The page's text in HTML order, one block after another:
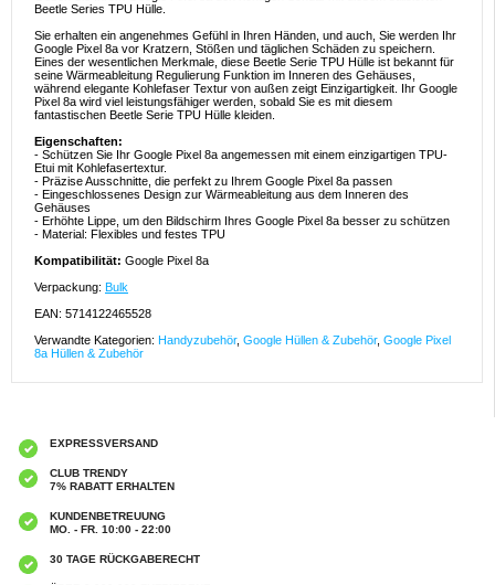
Beetle Series TPU Hülle.
Sie erhalten ein angenehmes Gefühl in Ihren Händen, und auch, Sie werden Ihr
Google Pixel 8a vor Kratzern, Stößen und täglichen Schäden zu speichern.
Eines der wesentlichen Merkmale, diese Beetle Serie TPU Hülle ist bekannt für
seine Wärmeableitung Regulierung Funktion im Inneren des Gehäuses,
während elegante Kohlefaser Textur von außen zeigt Einzigartigkeit. Ihr Google
Pixel 8a wird viel leistungsfähiger werden, sobald Sie es mit diesem
fantastischen Beetle Serie TPU Hülle kleiden.
Eigenschaften:
- Schützen Sie Ihr Google Pixel 8a angemessen mit einem einzigartigen TPU-
Etui mit Kohlefasertextur.
- Präzise Ausschnitte, die perfekt zu Ihrem Google Pixel 8a passen
- Eingeschlossenes Design zur Wärmeableitung aus dem Inneren des
Gehäuses
- Erhöhte Lippe, um den Bildschirm Ihres Google Pixel 8a besser zu schützen
- Material: Flexibles und festes TPU
Kompatibilität: Google Pixel 8a
Verpackung: Bulk
EAN: 5714122465528
Verwandte Kategorien: Handyzubehör, Google Hüllen & Zubehör, Google Pixel
8a Hüllen & Zubehör
EXPRESSVERSAND
CLUB TRENDY
7% RABATT ERHALTEN
KUNDENBETREUUNG
MO. - FR. 10:00 - 22:00
30 TAGE RÜCKGABERECHT